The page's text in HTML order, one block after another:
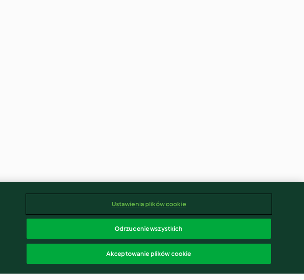
Ustawienia plików cookie
Odrzucenie wszystkich
Akceptowanie plików cookie